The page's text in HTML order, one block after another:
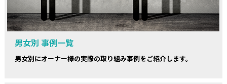
男女別 事例一覧
男女別にオーナー様の実際の取り組み事例をご紹介します。